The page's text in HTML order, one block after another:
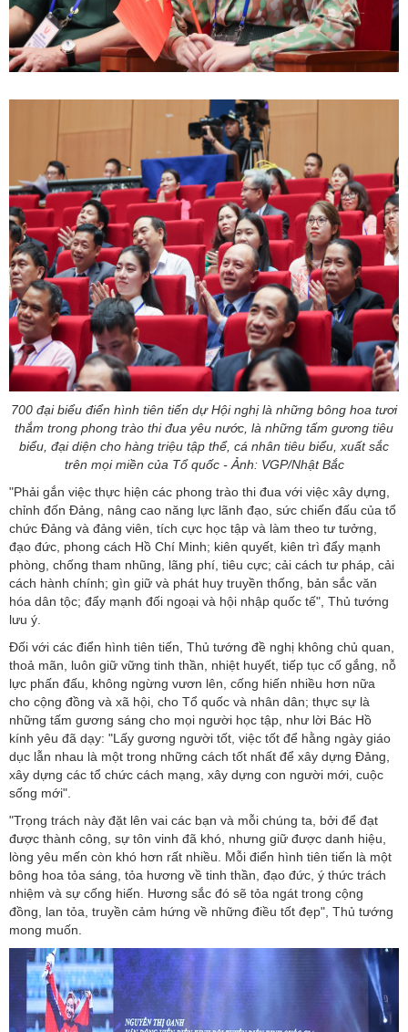
700 đại biểu điển hình tiên tiến dự Hội nghị là những bông hoa tươi
thắm trong phong trào thi đua yêu nước, là những tấm gương tiêu
biểu, đại diện cho hàng triệu tập thể, cá nhân tiêu biểu, xuất sắc
trên mọi miền của Tổ quốc - Ảnh: VGP/Nhật Bắc
"Phải gắn việc thực hiện các phong trào thi đua với việc xây dựng,
chỉnh đốn Đảng, nâng cao năng lực lãnh đạo, sức chiến đấu của tổ
chức Đảng và đảng viên, tích cực học tập và làm theo tư tưởng,
đạo đức, phong cách Hồ Chí Minh; kiên quyết, kiên trì đẩy mạnh
phòng, chống tham nhũng, lãng phí, tiêu cực; cải cách tư pháp, cải
cách hành chính; gìn giữ và phát huy truyền thống, bản sắc văn
hóa dân tộc; đẩy mạnh đối ngoại và hội nhập quốc tế", Thủ tướng
lưu ý.
Đối với các điển hình tiên tiến, Thủ tướng đề nghị không chủ quan,
thoả mãn, luôn giữ vững tinh thần, nhiệt huyết, tiếp tục cố gắng, nỗ
lực phấn đấu, không ngừng vươn lên, cống hiến nhiều hơn nữa
cho cộng đồng và xã hội, cho Tổ quốc và nhân dân; thực sự là
những tấm gương sáng cho mọi người học tập, như lời Bác Hồ
kính yêu đã dạy: "Lấy gương người tốt, việc tốt để hằng ngày giáo
dục lẫn nhau là một trong những cách tốt nhất để xây dựng Đảng,
xây dựng các tổ chức cách mạng, xây dựng con người mới, cuộc
sống mới".
"Trọng trách này đặt lên vai các bạn và mỗi chúng ta, bởi để đạt
được thành công, sự tôn vinh đã khó, nhưng giữ được danh hiệu,
lòng yêu mến còn khó hơn rất nhiều. Mỗi điển hình tiên tiến là một
bông hoa tỏa sáng, tỏa hương về tinh thần, đạo đức, ý thức trách
nhiệm và sự cống hiến. Hương sắc đó sẽ tỏa ngát trong cộng
đồng, lan tỏa, truyền cảm hứng về những điều tốt đẹp", Thủ tướng
mong muốn.